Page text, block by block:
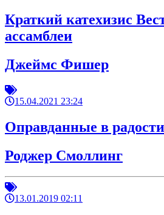
Краткий катехизис
ассамблеи
Джеймс Фишер
15.04.2021 23:24
Оправданные в радости
Роджер Смоллинг
13.01.2019 02:11